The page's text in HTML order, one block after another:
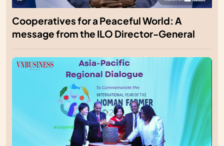
Cooperatives for a Peaceful World: A
message from the ILO Director-General